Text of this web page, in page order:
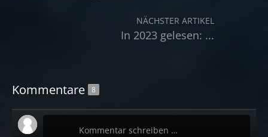
NÄCHSTER ARTIKEL
In 2023 gelesen: ...
Kommentare 8
Kommentar schreiben …